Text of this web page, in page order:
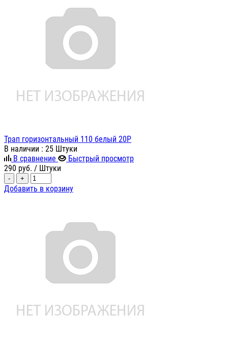
Трап горизонтальный 110 белый 20Р
В наличии : 25 Штуки
В сравнение
Быстрый просмотр
290 руб. / Штуки
- +
Добавить в корзину